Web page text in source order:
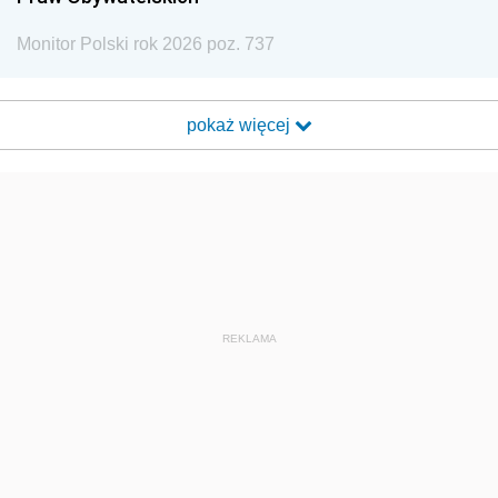
Monitor Polski rok 2026 poz. 737
pokaż więcej
REKLAMA